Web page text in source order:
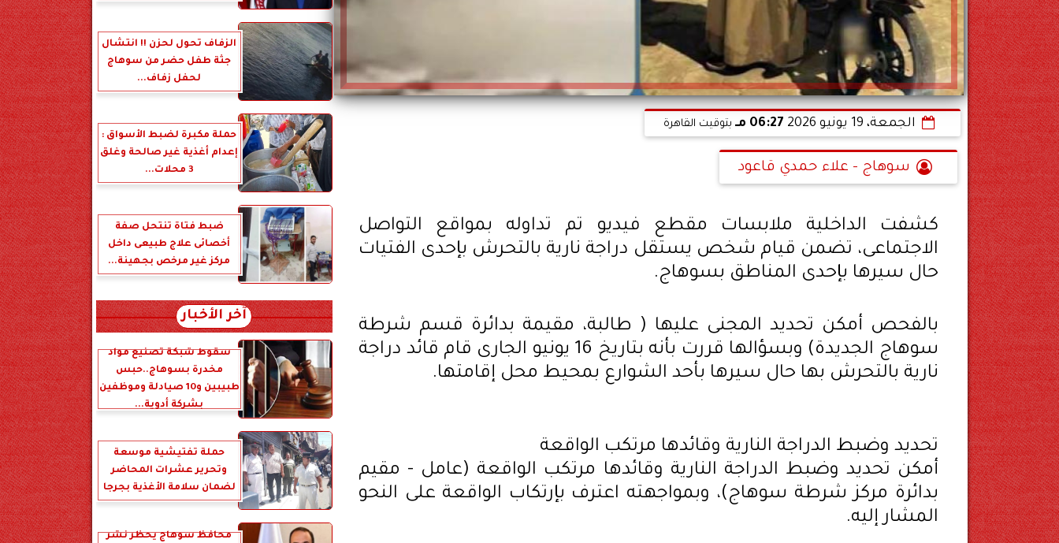
الجمعة، 19 يونيو 2026 06:27 مـ بتوقيت القاهرة
سوهاج - علاء حمدي قاعود
كشفت الداخلية ملابسات مقطع فيديو تم تداوله بمواقع التواصل
الاجتماعى، تضمن قيام شخص يستقل دراجة نارية بالتحرش بإحدى الفتيات
حال سيرها بإحدى المناطق بسوهاج.
بالفحص أمكن تحديد المجنى عليها ( طالبة، مقيمة بدائرة قسم شرطة
سوهاج الجديدة) وبسؤالها قررت بأنه بتاريخ 16 يونيو الجارى قام قائد دراجة
نارية بالتحرش بها حال سيرها بأحد الشوارع بمحيط محل إقامتها.
تحديد وضبط الدراجة النارية وقائدها مرتكب الواقعة
أمكن تحديد وضبط الدراجة النارية وقائدها مرتكب الواقعة (عامل - مقيم
بدائرة مركز شرطة سوهاج)، وبمواجهته اعترف بإرتكاب الواقعة على النحو
المشار إليه.
الزفاف تحول لحزن !! انتشال
جثة طفل حضر من سوهاج
لحفل زفاف...
حملة مكبرة لضبط الأسواق :
إعدام أغذية غير صالحة وغلق
3 محلات...
ضبط فتاة تنتحل صفة
أخصائى علاج طبيعى داخل
مركز غير مرخص بجهينة...
آخر الأخبار
سقوط شبكة تصنيع مواد
مخدرة بسوهاج..حبس
طبيبين و10 صيادلة وموظفين
بشركة أدوية...
حملة تفتيشية موسعة
وتحرير عشرات المحاضر
لضمان سلامة الأغذية بجرجا
محافظ سوهاج يحظر نشر